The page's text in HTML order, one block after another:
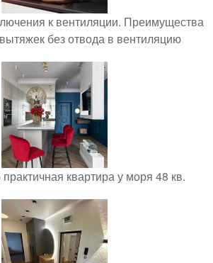
к вентиляции. Преимущества
без отвода в вентиляцию
квартира у моря 48 кв.